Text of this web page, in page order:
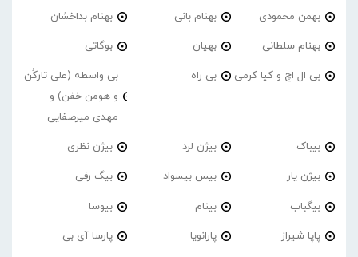
بهمن محمودی بهنام بانی بهنام بداخشان
بهنام سلطانی بهیان بوگاتی
بی ال اچ و کیا کرمی بی راه
بی واسطه (علی تارکُن
و هومن خفن) و
مهدی میرصفایی
بیباک بیژن لرد بیژن نظری
بیژن یار بیس بیسواد بیگ رفی
بیگباب بینام بیوسا
پاپا شیراز پارانویا پارسا آی بی